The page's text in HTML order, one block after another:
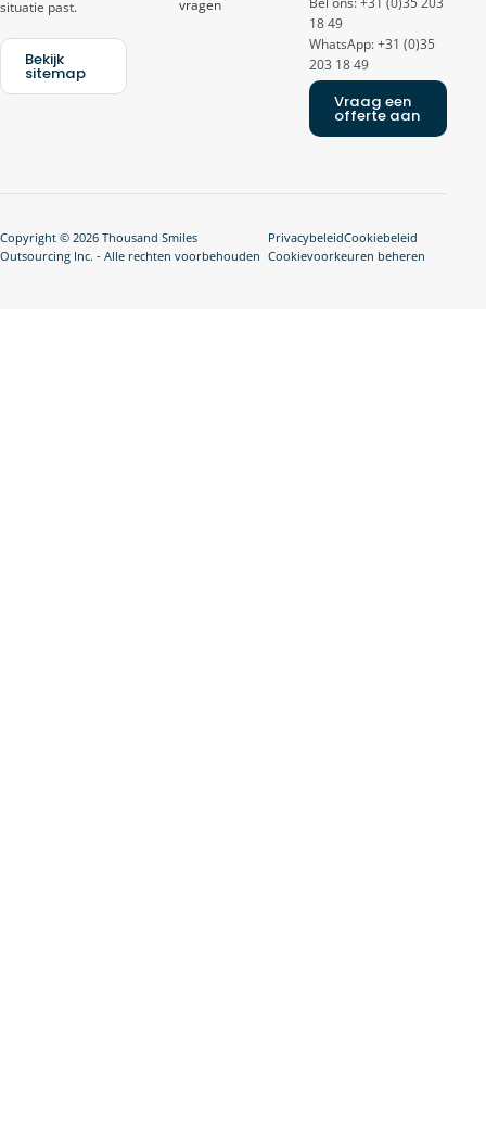
situatie past.
Bekijk
sitemap
vragen
18 49
WhatsApp: +31 (0)35
203 18 49
Vraag een
offerte aan
Copyright © 2026 Thousand Smiles
Outsourcing Inc. - Alle rechten voorbehouden
PrivacybeleidCookiebeleid
Cookievoorkeuren beheren